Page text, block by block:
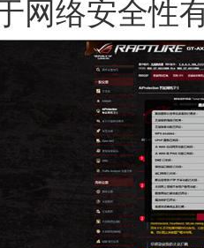
网络安全性